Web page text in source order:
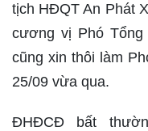
tịch HĐQT An Phát
cương vị Phó Tổng
cũng xin thôi làm
25/09 vừa qua.
ĐHĐCĐ bất